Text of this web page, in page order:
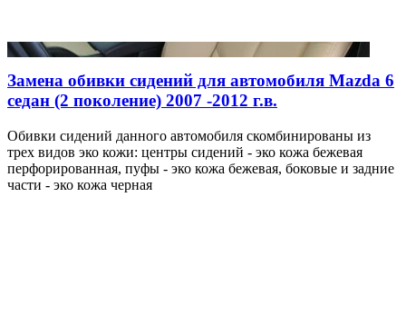
Замена обивки сидений для автомобиля Mazda 6
седан (2 поколение) 2007 -2012 г.в.
Обивки сидений данного автомобиля скомбинированы из
трех видов эко кожи: центры сидений - эко кожа бежевая
перфорированная, пуфы - эко кожа бежевая, боковые и задние
части - эко кожа черная